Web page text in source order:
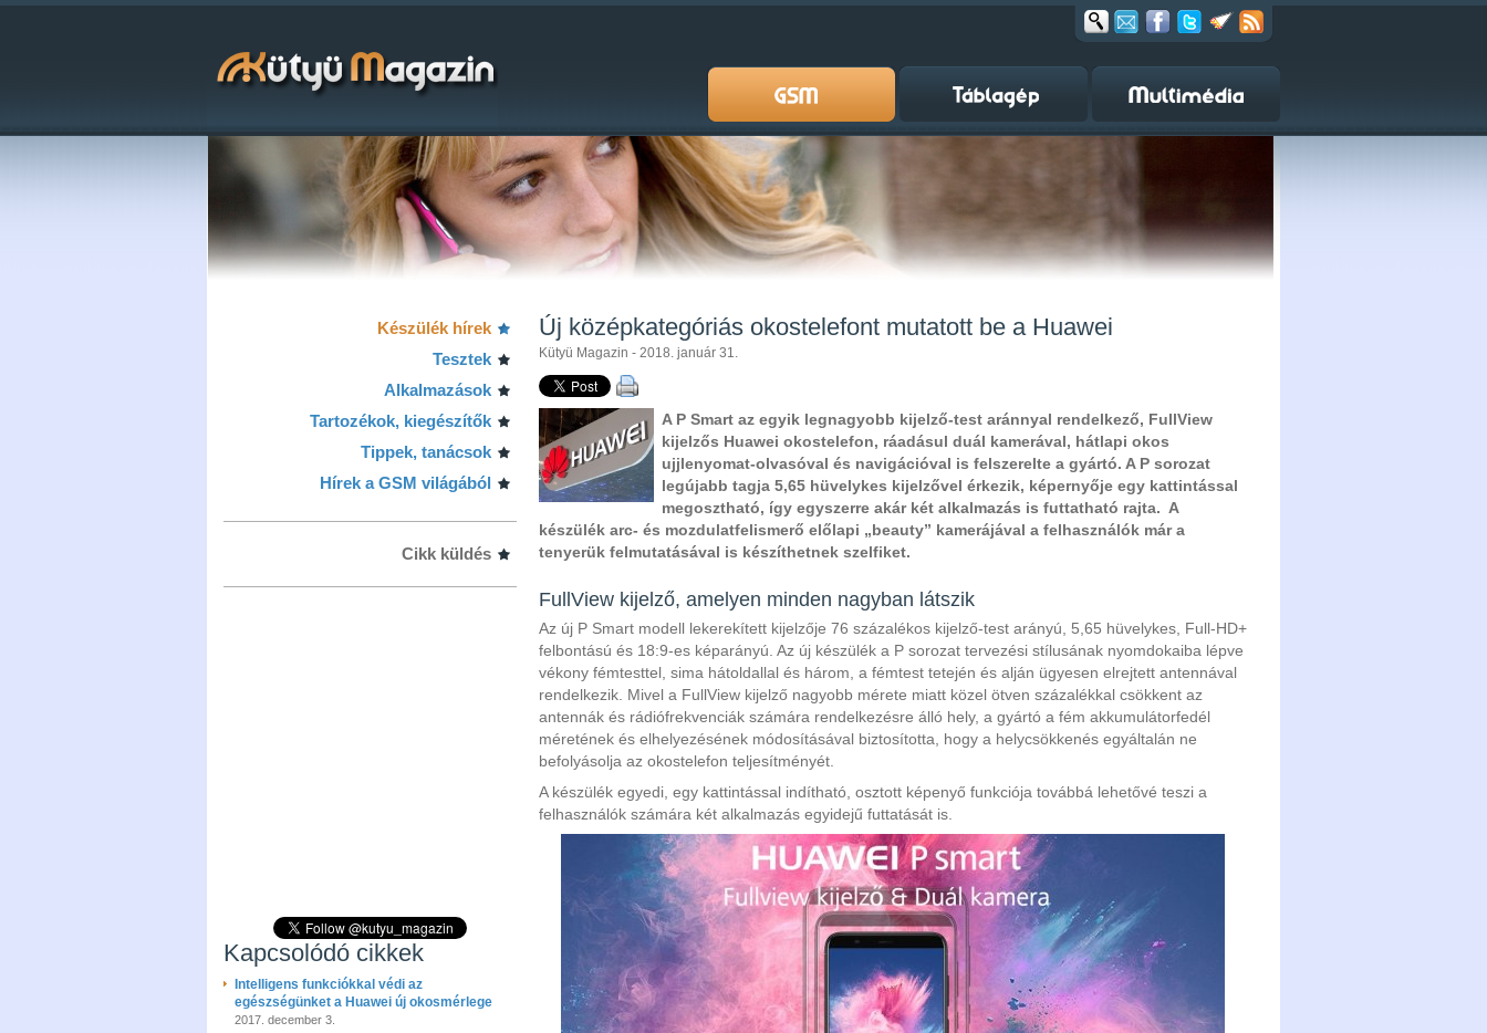
Készülék hírek
Tesztek
Alkalmazások
Tartozékok, kiegészítők
Tippek, tanácsok
Hírek a GSM világából
Cikk küldés
Kapcsolódó cikkek
Intelligens funkciókkal védi az
egészségünket a Huawei új okosmérlege
2017. december 3.
Új középkategóriás okostelefont mutatott be a Huawei
Kütyü Magazin - 2018. január 31.
A P Smart az egyik legnagyobb kijelző-test aránnyal rendelkező, FullView
kijelzős Huawei okostelefon, ráadásul duál kamerával, hátlapi okos
ujjlenyomat-olvasóval és navigációval is felszerelte a gyártó. A P sorozat
legújabb tagja 5,65 hüvelykes kijelzővel érkezik, képernyője egy kattintással
megosztható, így egyszerre akár két alkalmazás is futtatható rajta. A
készülék arc- és mozdulatfelismerő előlapi „beauty” kamerájával a felhasználók már a
tenyerük felmutatásával is készíthetnek szelfiket.
FullView kijelző, amelyen minden nagyban látszik
Az új P Smart modell lekerekített kijelzője 76 százalékos kijelző-test arányú, 5,65 hüvelykes, Full-HD+
felbontású és 18:9-es képarányú. Az új készülék a P sorozat tervezési stílusának nyomdokaiba lépve
vékony fémtesttel, sima hátoldallal és három, a fémtest tetején és alján ügyesen elrejtett antennával
rendelkezik. Mivel a FullView kijelző nagyobb mérete miatt közel ötven százalékkal csökkent az
antennák és rádiófrekvenciák számára rendelkezésre álló hely, a gyártó a fém akkumulátorfedél
méretének és elhelyezésének módosításával biztosította, hogy a helycsökkenés egyáltalán ne
befolyásolja az okostelefon teljesítményét.
A készülék egyedi, egy kattintással indítható, osztott képenyő funkciója továbbá lehetővé teszi a
felhasználók számára két alkalmazás egyidejű futtatását is.